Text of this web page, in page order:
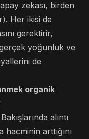
zekası, birden
Her ikisi de
gerektirir,
gerçek yoğunluk ve
de
organik
alıntı
arttığını